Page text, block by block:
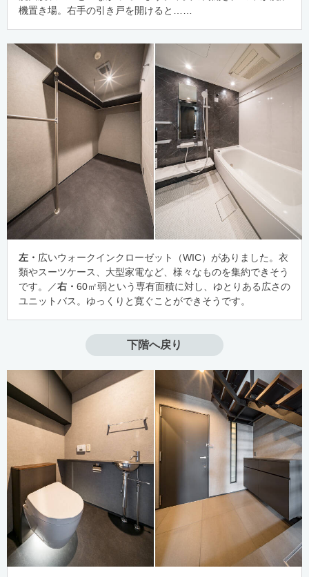
機置き場。右手の引き戸を開けると……
左・ 広いウォークインクローゼット（WIC）がありました。衣
類やスーツケース、大型家電など、様々なものを集約できそう
です。／右・ 60㎡弱という専有面積に対し、ゆとりある広さの
ユニットバス。ゆっくりと寛ぐことができそうです。
下階へ戻り